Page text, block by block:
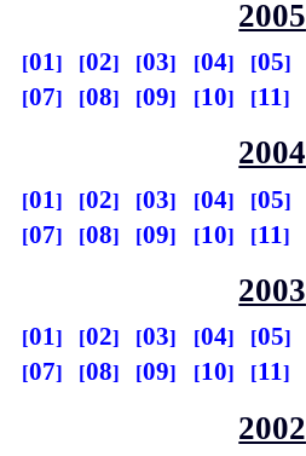
2005
01 02 03 04 05
07
08 09 10 11
2004
01 02 03 04 05
07
08 09 10 11
2003
01 02 03 04 05
07
08 09 10 11
2002